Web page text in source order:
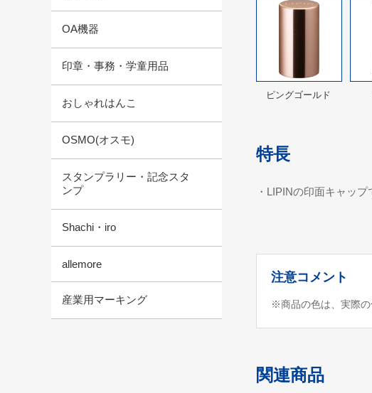
OA機器
印章・事務・学童用品
おしゃれはんこ
OSMO(オスモ)
スタンプラリー・記念スタ
ンプ
Shachi・iro
allemore
産業用マーキング
ピングゴールド
特長
・LIPINの印面キャップ
注意コメント
※商品の色は、実際の
関連商品